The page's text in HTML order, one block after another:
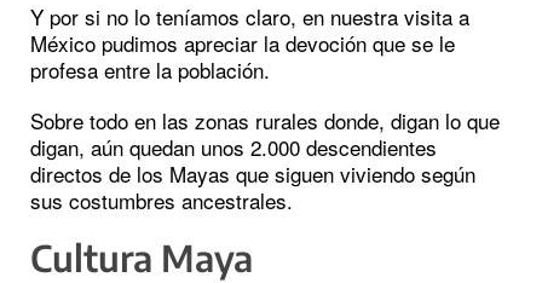
Y por si no lo teníamos claro, en nuestra visita a
México pudimos apreciar la devoción que se le
profesa entre la población.
Sobre todo en las zonas rurales donde, digan lo que
digan, aún quedan unos 2.000 descendientes
directos de los Mayas que siguen viviendo según
sus costumbres ancestrales.
Cultura Maya